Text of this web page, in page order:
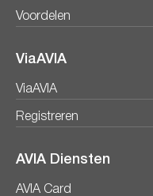
Voordelen
ViaAVIA
ViaAVIA
Registreren
AVIA Diensten
AVIA Card